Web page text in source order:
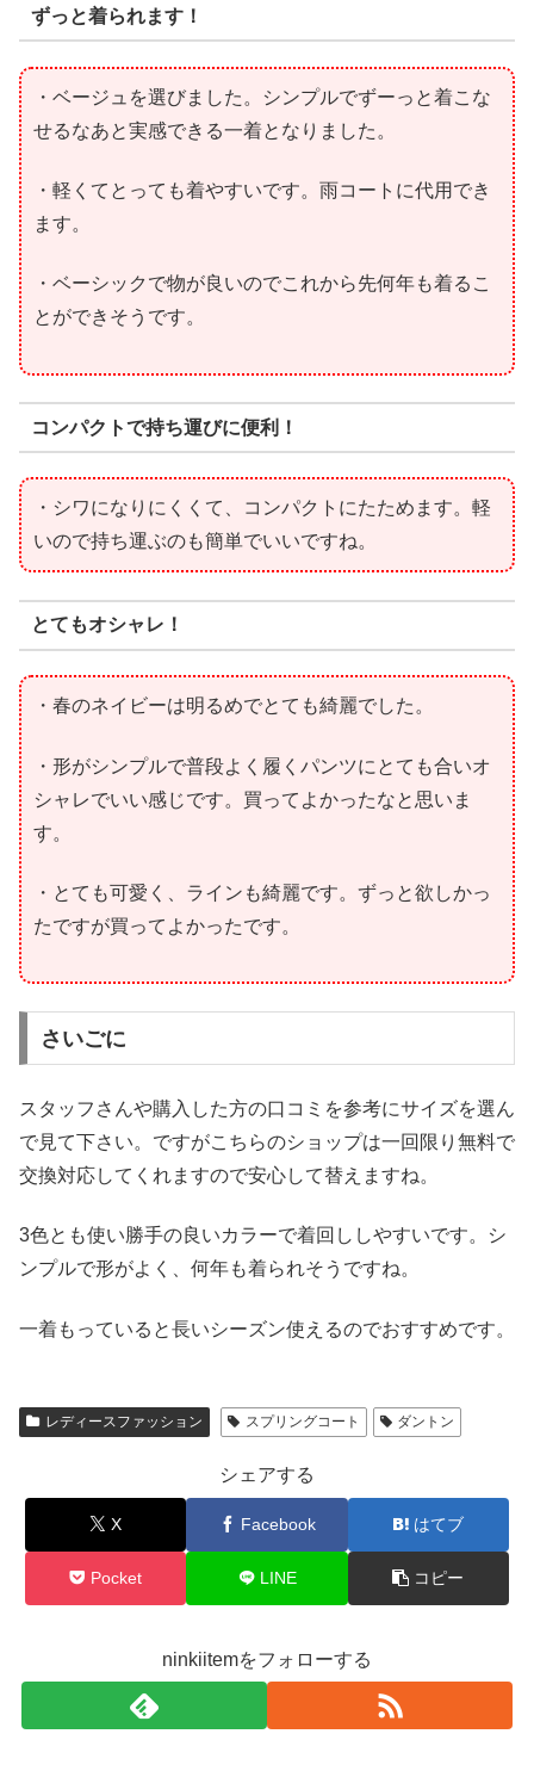
ずっと着られます！
・ベージュを選びました。シンプルでずーっと着こな
せるなあと実感できる一着となりました。
・軽くてとっても着やすいです。雨コートに代用でき
ます。
・ベーシックで物が良いのでこれから先何年も着るこ
とができそうです。
コンパクトで持ち運びに便利！
・シワになりにくくて、コンパクトにたためます。軽
いので持ち運ぶのも簡単でいいですね。
とてもオシャレ！
・春のネイビーは明るめでとても綺麗でした。
・形がシンプルで普段よく履くパンツにとても合いオ
シャレでいい感じです。買ってよかったなと思いま
す。
・とても可愛く、ラインも綺麗です。ずっと欲しかっ
たですが買ってよかったです。
さいごに
スタッフさんや購入した方の口コミを参考にサイズを選ん
で見て下さい。ですがこちらのショップは一回限り無料で
交換対応してくれますので安心して替えますね。
3色とも使い勝手の良いカラーで着回ししやすいです。シ
ンプルで形がよく、何年も着られそうですね。
一着もっていると長いシーズン使えるのでおすすめです。
レディースファッション スプリングコート ダントン
シェアする
X Facebook はてブ
Pocket LINE コピー
ninkiitemをフォローする